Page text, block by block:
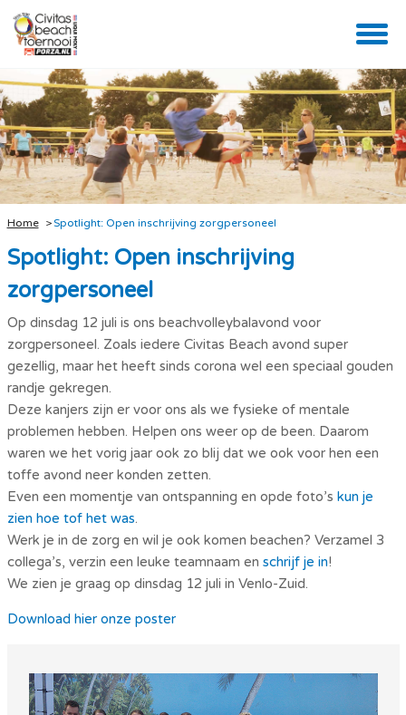
Home Spotlight: Open inschrijving zorgpersoneel
Spotlight: Open inschrijving
zorgpersoneel
Op dinsdag 12 juli is ons beachvolleybalavond voor
zorgpersoneel. Zoals iedere Civitas Beach avond super
gezellig, maar het heeft sinds corona wel een speciaal gouden
randje gekregen.
Deze kanjers zijn er voor ons als we fysieke of mentale
problemen hebben. Helpen ons weer op de been. Daarom
waren we het vorig jaar ook zo blij dat we ook voor hen een
toffe avond neer konden zetten.
Even een momentje van ontspanning en opde foto’s kun je
zien hoe tof het was.
Werk je in de zorg en wil je ook komen beachen? Verzamel 3
collega’s, verzin een leuke teamnaam en schrijf je in!
We zien je graag op dinsdag 12 juli in Venlo-Zuid.
Download hier onze poster